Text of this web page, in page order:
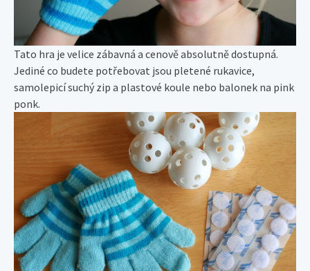
Tato hra je velice zábavná a cenově absolutně dostupná.
Jediné co budete potřebovat jsou pletené rukavice,
samolepicí suchý zip a plastové koule nebo balonek na pink
ponk.